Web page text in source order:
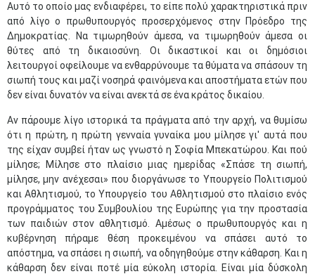
Αυτό το οποίο μας ενδιαφέρει, το είπε πολύ χαρακτηριστικά πριν
από λίγο ο πρωθυπουργός προσερχόμενος στην Πρόεδρο της
Δημοκρατίας. Να τιμωρηθούν άμεσα, να τιμωρηθούν άμεσα οι
θύτες από τη δικαιοσύνη. Οι δικαστικοί και οι δημόσιοι
λειτουργοί οφείλουμε να ενθαρρύνουμε τα θύματα να σπάσουν τη
σιωπή τους και μαζί νοσηρά φαινόμενα και αποστήματα ετών που
δεν είναι δυνατόν να είναι ανεκτά σε ένα κράτος δικαίου.
Αν πάρουμε λίγο ιστορικά τα πράγματα από την αρχή, να θυμίσω
ότι η πρώτη, η πρώτη γενναία γυναίκα μου μίλησε γι' αυτά που
της είχαν συμβεί ήταν ως γνωστό η Σοφία Μπεκατώρου. Και πού
μίλησε; Μίλησε στο πλαίσιο μιας ημερίδας «Σπάσε τη σιωπή,
μίλησε, μην ανέχεσαι» που διοργάνωσε το Υπουργείο Πολιτισμού
και Αθλητισμού, το Υπουργείο του Αθλητισμού στο πλαίσιο ενός
προγράμματος του Συμβουλίου της Ευρώπης για την προστασία
των παιδιών στον αθλητισμό. Αμέσως ο πρωθυπουργός και η
κυβέρνηση πήραμε θέση προκειμένου να σπάσει αυτό το
απόστημα, να σπάσει η σιωπή, να οδηγηθούμε στην κάθαρση. Και η
κάθαρση δεν είναι ποτέ μία εύκολη ιστορία. Είναι μία δύσκολη